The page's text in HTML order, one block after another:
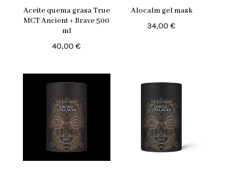
Aceite quema grasa True
MCT Ancient + Brave 500
ml
40,00€
Alocalm gel mask
34,00€